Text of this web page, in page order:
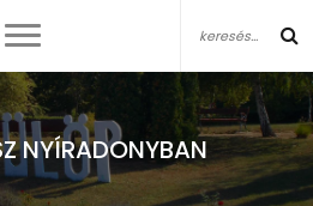
NYÍRADONYBAN